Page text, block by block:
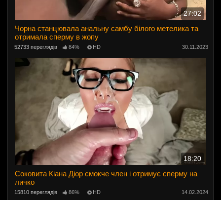
27:02
Чорна станцювала анальну самбу білого метелика та
отримала сперму в жопу
52733 переглядів 84% HD 30.11.2023
18:20
Соковита Кіана Діор смокче член і отримує сперму на
личко
15810 переглядів 86% HD 14.02.2024